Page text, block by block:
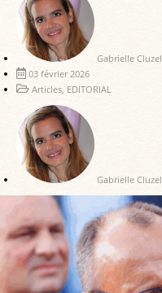
Gabrielle Cluzel
03 février 2026
Articles, EDITORIAL
Gabrielle Cluzel